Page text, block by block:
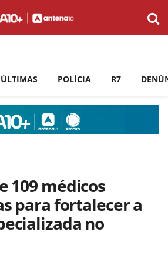
ÚLTIMAS POLÍCIA R7
109 médicos
para fortalecer a
no